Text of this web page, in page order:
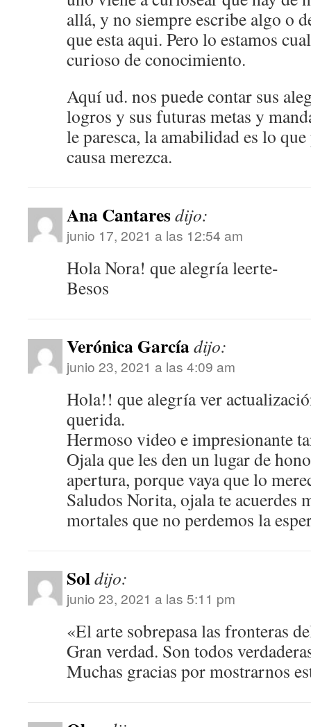
allá, y no siempre escribe algo o
que esta aqui. Pero lo estamos
curioso de conocimiento.
Aquí ud. nos puede contar sus
logros y sus futuras metas y
le paresca, la amabilidad es lo
causa merezca.
Ana Cantaresdijo:
junio 17, 2021 a las 12:54 am
Hola Nora! que alegría leerte-
Besos
Verónica Garcíadijo:
junio 23, 2021 a las 4:09 am
Hola!! que alegría ver
querida.
Hermoso video e impresionante
Ojala que les den un lugar de
apertura, porque vaya que lo
Saludos Norita, ojala te acuerdes
mortales que no perdemos la
Soldijo:
junio 23, 2021 a las 5:11 pm
«El arte sobrepasa las fronteras
Gran verdad. Son todos
Muchas gracias por mostrarnos